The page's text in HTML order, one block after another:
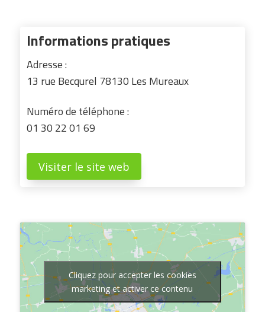
Informations pratiques
Adresse :
13 rue Becqurel 78130 Les Mureaux
Numéro de téléphone :
01 30 22 01 69
Visiter le site web
Cliquez pour accepter les cookies
marketing et activer ce contenu